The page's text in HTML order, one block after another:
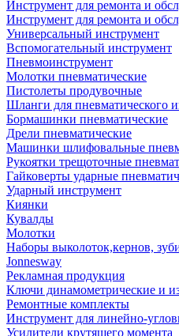
Инструмент для ремонта и
Инструмент для ремонта и
Универсальный инструмент
Вспомогательный инструмент
Пневмоинструмент
Молотки пневматические
Пистолеты продувочные
Шланги для пневматического
Бормашинки пневматические
Дрели пневматические
Машинки шлифовальные
Рукоятки трещоточные
Гайковерты ударные
Ударный инструмент
Киянки
Кувалды
Молотки
Наборы выколоток,кернов,
Jonnesway
Рекламная продукция
Ключи динамометрические и
Ремонтные комплекты
Инструмент для линейно-
Усилители крутящего момента